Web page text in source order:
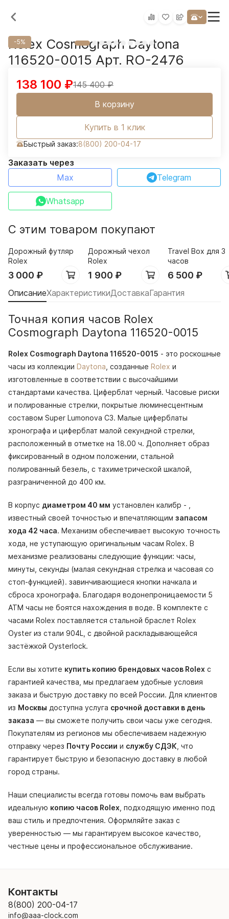
-5%
Rolex Cosmograph Daytona
116520-0015 Арт. RO-2476
145 400₽
138 100 ₽
В корзину
Купить в 1 клик
Быстрый заказ:8(800) 200-04-17
Заказать через
Max
Telegram
Whatsapp
С этим товаром покупают
Дорожный футляр
Rolex
3 000 ₽
Дорожный чехол
Rolex
1 900 ₽
Travel Box для 3
часов
6 500 ₽
ОписаниеХарактеристикиДоставкаГарантия
Точная копия часов Rolex
Cosmograph Daytona 116520-0015
Rolex Cosmograph Daytona 116520-0015 - это роскошные
часы из коллекции Daytona , созданные Rolex и
изготовленные в соответствии с высочайшими
стандартами качества. Циферблат черный. Часовые риски
и полированные стрелки, покрытые люминесцентным
составом Super Lumonova C3. Малые циферблаты
хронографа и циферблат малой секундной стрелки,
расположенный в отметке на 18.00 ч. Дополняет образ
фиксированный в одном положении, стальной
полированный безель, с тахиметрической шкалой,
разграниченной до 400 км.
В корпус диаметром 40 мм установлен калибр - ,
известный своей точностью и впечатляющим запасом
хода 42 часа. Механизм обеспечивает высокую точность
хода, не уступающую оригинальным часам Rolex. В
механизме реализованы следующие функции: часы,
минуты, секунды (малая секундная стрелка и часовая со
стоп-функцией). завинчивающиеся кнопки начкала и
сброса хронографа. Благодаря водонепроницаемости 5
АТМ часы не боятся нахождения в воде. В комплекте с
часами Rolex поставляется стальной браслет Rolex
Oyster из стали 904L, с двойной раскладывающейся
застёжкой Oysterlock.
Если вы хотите купить копию брендовых часов Rolex с
гарантией качества, мы предлагаем удобные условия
заказа и быструю доставку по всей России. Для клиентов
из Москвы доступна услуга срочной доставки в день
заказа — вы сможете получить свои часы уже сегодня.
Покупателям из регионов мы обеспечиваем надежную
отправку через Почту России и службу СДЭК , что
гарантирует быструю и безопасную доставку в любой
город страны.
Наши специалисты всегда готовы помочь вам выбрать
идеальную копию часов Rolex , подходящую именно под
ваш стиль и предпочтения. Оформляйте заказ с
уверенностью — мы гарантируем высокое качество,
честные цены и профессиональное обслуживание.
Контакты
8(800) 200-04-17
info@aaa-clock.com